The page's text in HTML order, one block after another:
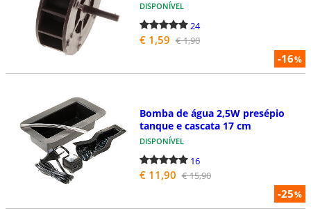
-16%
DISPONÍVEL
24
€ 1,59 € 1,90
-25%
Bomba de água 2,5W presépio
tanque e cascata 17 cm
DISPONÍVEL
16
€ 11,90 € 15,90